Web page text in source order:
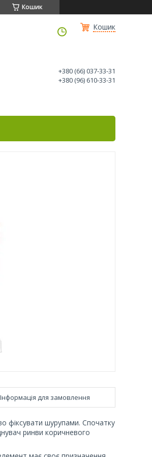
Кошик
Кошик
+380 (66) 037-33-31
+380 (96) 610-33-31
Інформація для замовлення
фіксувати шурупами. Спочатку
ринви коричневого